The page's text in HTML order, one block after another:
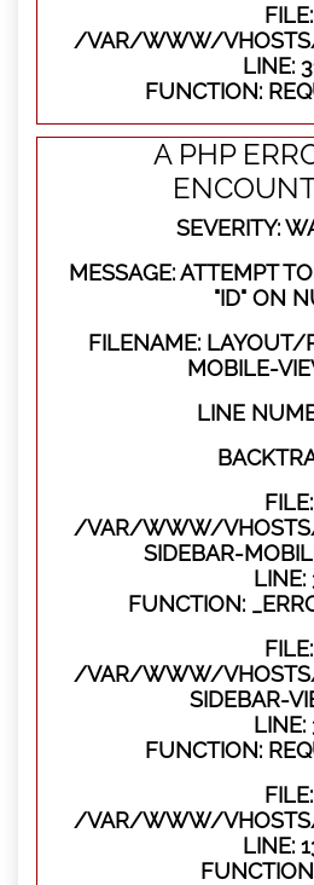
FILE:
/VAR/WWW/VHOSTS/
LINE:
FUNCTION:
A PHP
SEVERITY:
MESSAGE: ATTEMPT
"ID" ON
FILENAME: LAYOUT/
MOBILE-
LINE
FILE:
/VAR/WWW/VHOSTS/
SIDEBAR-
LINE:
FUNCTION:
FILE:
/VAR/WWW/VHOSTS/
SIDEBAR-
LINE:
FUNCTION:
FILE:
/VAR/WWW/VHOSTS/
LINE: